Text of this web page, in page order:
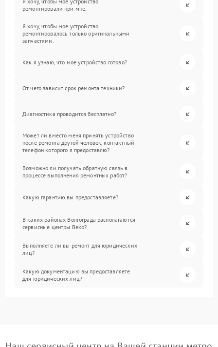
ремонтировали при мне.
Я хочу, чтобы мое устройство
ремонтировалось только оригинальными
запчастями.
Как я узнаю, что мое устройство готово?
От чего зависит срок ремонта техники?
Диагностика проводится бесплатно?
Может ли вместо меня принять устройство
после ремонта другой человек, контактный
телефон которого я предоставлю?
Возможно ли получать обратную связь в
процессе выполнения ремонтных работ?
Какую гарантию вы предоставляете?
В каких районах Волгограда располагаются
сервисные центры Beko?
Выполняете ли вы ремонт для юридических
лиц?
Какую документацию вы предоставляете
для юридических лиц?